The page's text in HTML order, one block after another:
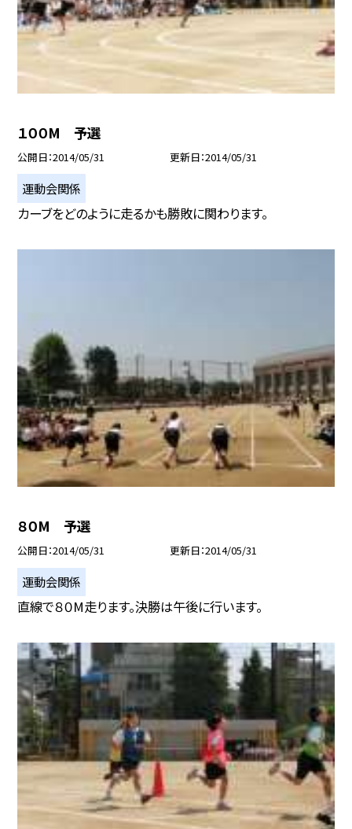
１００M 予選
公開日 2014/05/31 更新日 2014/05/31
運動会関係
カーブをどのように走るかも勝敗に関わります。
８０M 予選
公開日 2014/05/31 更新日 2014/05/31
運動会関係
直線で８０M走ります。決勝は午後に行います。